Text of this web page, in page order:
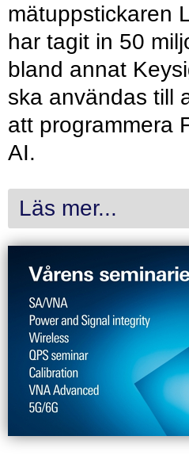
mätuppstickaren
har tagit in 50
bland annat
ska användas till
att programmera
AI.
Läs mer...